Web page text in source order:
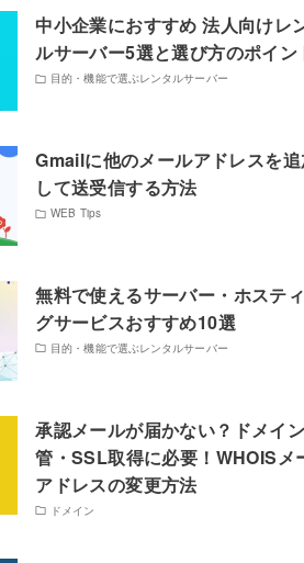
中小企業におすすめ 法人向けレ
ルサーバー5選と選び方のポイン
目的・機能で選ぶレンタルサーバー
Gmailに他のメールアドレスを
して送受信する方法
WEB Tips
無料で使えるサーバー・ホステ
グサービスおすすめ10選
目的・機能で選ぶレンタルサーバー
承認メールが届かない？ドメイ
管・SSL取得に必要！WHOISメ
アドレスの変更方法
ドメイン